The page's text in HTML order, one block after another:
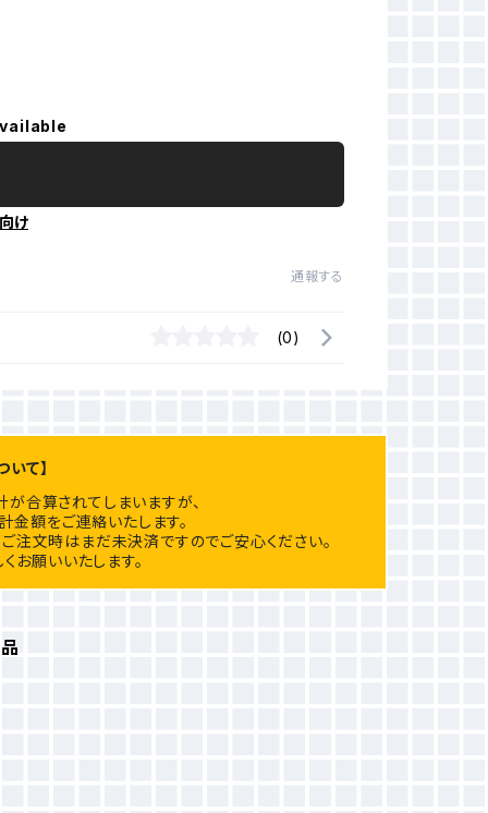
け
通報する
(0)
て】
合算されてしまいますが、
額をご連絡いたします。
注文時はまだ未決済ですのでご安心ください。
お願いいたします。